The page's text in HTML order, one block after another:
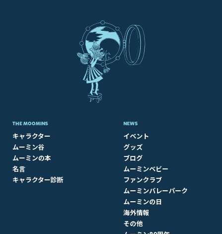
THE MOOMINS
キャラクター
ムーミン谷
ムーミンの本
名言
キャラクター診断
NEWS
イベント
グッズ
ブログ
ムーミンベビー
ファンクラブ
ムーミンバレーパーク
ムーミンの日
海外情報
その他